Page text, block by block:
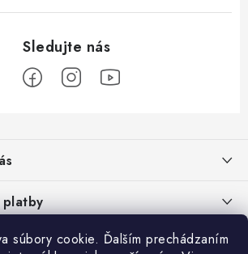
súbory cookie. Ďalším prechádzaním
platby